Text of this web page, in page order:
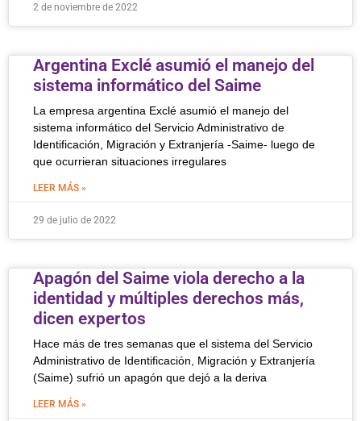
2 de noviembre de 2022
Argentina Exclé asumió el manejo del
sistema informático del Saime
La empresa argentina Exclé asumió el manejo del
sistema informático del Servicio Administrativo de
Identificación, Migración y Extranjería -Saime- luego de
que ocurrieran situaciones irregulares
LEER MÁS »
29 de julio de 2022
Apagón del Saime viola derecho a la
identidad y múltiples derechos más,
dicen expertos
Hace más de tres semanas que el sistema del Servicio
Administrativo de Identificación, Migración y Extranjería
(Saime) sufrió un apagón que dejó a la deriva
LEER MÁS »